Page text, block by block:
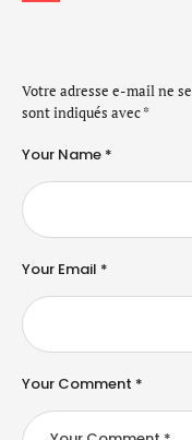
Votre adresse e-mail ne
sont indiqués avec*
Your Comment *
Your Name *
Your Email *